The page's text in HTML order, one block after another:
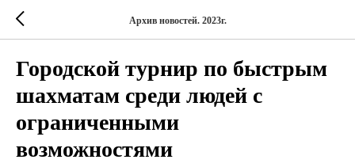
Архив новостей. 2023г.
Городской турнир по быстрым
шахматам среди людей с
ограниченными
возможностями